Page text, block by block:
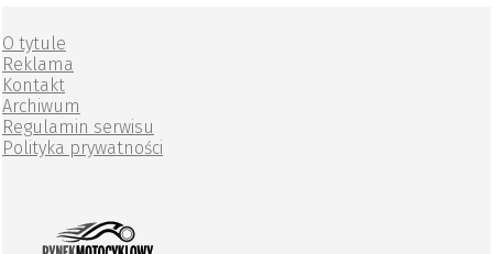
O tytule
Reklama
Kontakt
Archiwum
Regulamin serwisu
Polityka prywatności